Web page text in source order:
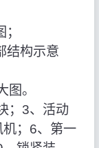
结构示意
。
；3、活动
；6、第一